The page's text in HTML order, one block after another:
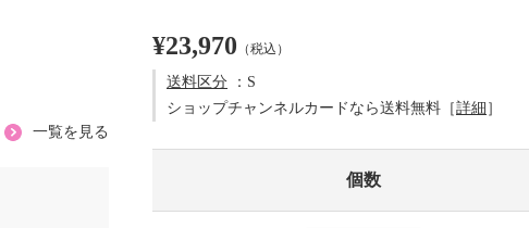
一覧を見る
¥23,970 （税込）
送料区分 ：S
ショップチャンネルカードなら送料無料［詳細 ］
個数